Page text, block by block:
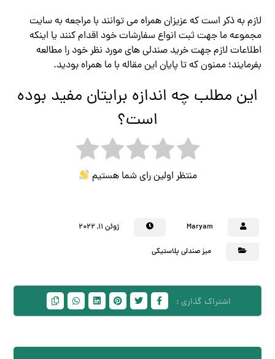
لازم به ذکر است که عزیزان همراه می توانند با مراجعه به سایت
مجموعه ما جهت ثبت انواع سفارشات خود اقدام کنند یا اینکه
اطلاعات لازم جهت خرید صندلی های مورد نظر خود را مطالعه
بفرمایند؛ ممنون که تا پایان این مقاله با ما همراه بودید.
این مطلب چه اندازه برایتان مفید بوده
است؟
منتظر اولین رای شما هستیم
Maryam ژوئن ۱۱, ۲۰۲۲
میز صندلی پلاستیکی